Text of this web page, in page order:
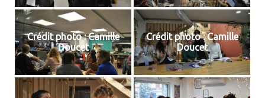
Crédit photo : Camille
Doucet
Crédit photo : Camille
Doucet